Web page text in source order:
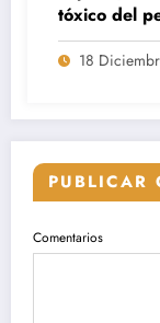
tóxico del
18
PUBLICAR
Comentarios